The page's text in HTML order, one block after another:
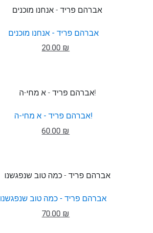
אברהם פריד - אנחנו מוכנים
20.00 ₪
אברהם פריד - א מחי-ה!
60.00 ₪
אברהם פריד - כמה טוב שנפגשנו
70.00 ₪